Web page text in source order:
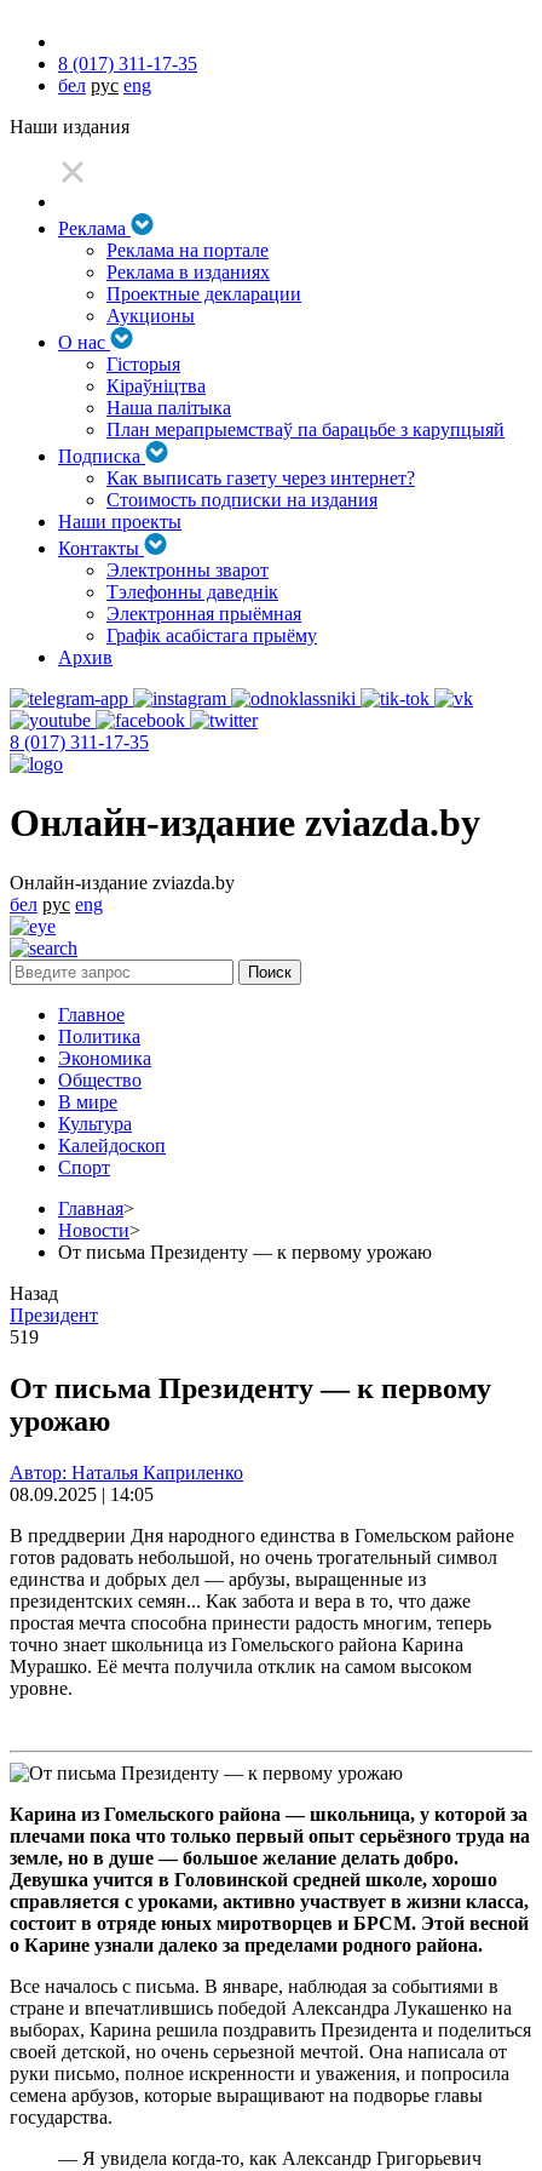
8 (017) 311-17-35
бел рус eng
Наши издания
Реклама
Реклама на портале
Реклама в изданиях
Проектные декларации
Аукционы
О нас
Гісторыя
Кіраўніцтва
Наша палітыка
План мерапрыемстваў па барацьбе з карупцыяй
Подписка
Как выписать газету через интернет?
Стоимость подписки на издания
Наши проекты
Контакты
Электронны зварот
Тэлефонны даведнік
Электронная прыёмная
Графік асабістага прыёму
Архив
8 (017) 311-17-35
Онлайн-издание zviazda.by
Онлайн-издание zviazda.by
бел рус eng
Главное
Политика
Экономика
Общество
В мире
Культура
Калейдоскоп
Спорт
Главная>
Новости>
От письма Президенту — к первому урожаю
Назад
Президент
519
От письма Президенту — к первому
урожаю
Автор: Наталья Каприленко
08.09.2025 | 14:05
В преддверии Дня народного единства в Гомельском районе
готов радовать небольшой, но очень трогательный символ
единства и добрых дел — арбузы, выращенные из
президентских семян... Как забота и вера в то, что даже
простая мечта способна принести радость многим, теперь
точно знает школьница из Гомельского района Карина
Мурашко. Её мечта получила отклик на самом высоком
уровне.
Карина из Гомельского района — школьница, у которой за
плечами пока что только первый опыт серьёзного труда на
земле, но в душе — большое желание делать добро.
Девушка учится в Головинской средней школе, хорошо
справляется с уроками, активно участвует в жизни класса,
состоит в отряде юных миротворцев и БРСМ. Этой весной
о Карине узнали далеко за пределами родного района.
Все началось с письма. В январе, наблюдая за событиями в
стране и впечатлившись победой Александра Лукашенко на
выборах, Карина решила поздравить Президента и поделиться
своей детской, но очень серьезной мечтой. Она написала от
руки письмо, полное искренности и уважения, и попросила
семена арбузов, которые выращивают на подворье главы
государства.
— Я увидела когда-то, как Александр Григорьевич